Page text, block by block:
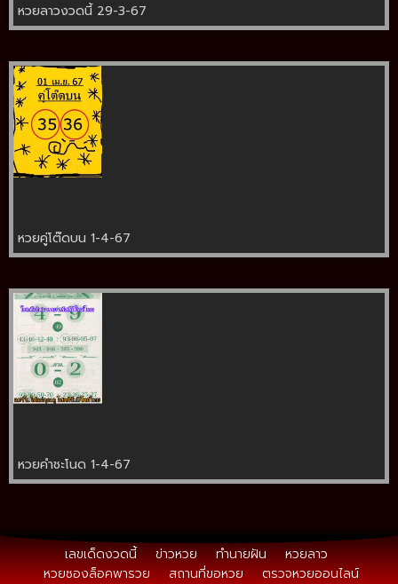
หวยลาวงวดนี้ 29-3-67
หวยคู่โต๊ดบน 1-4-67
หวยคำชะโนด 1-4-67
เลขเด็ดงวดนี้ ข่าวหวย ทำนายฝัน
หวยลาว
หวยซองล็อคพารวย
สถานที่ขอหวย ตรวจหวยออนไลน์